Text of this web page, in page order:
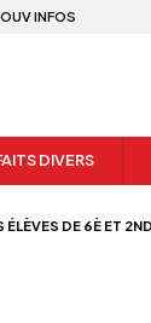
INFOS
DIVERS
DE 6È ET